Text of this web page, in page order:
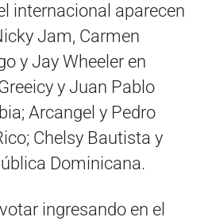
internacional aparecen
Jam, Carmen
y Jay Wheeler en
y Juan Pablo
Arcangel y Pedro
Chelsy Bautista y
Dominicana.
ingresando en el